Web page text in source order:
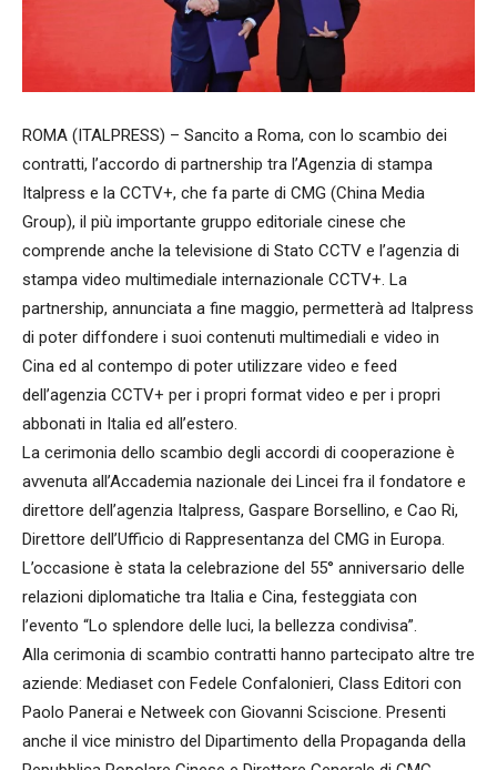
ROMA (ITALPRESS) – Sancito a Roma, con lo scambio dei
contratti, l’accordo di partnership tra l’Agenzia di stampa
Italpress e la CCTV+, che fa parte di CMG (China Media
Group), il più importante gruppo editoriale cinese che
comprende anche la televisione di Stato CCTV e l’agenzia di
stampa video multimediale internazionale CCTV+. La
partnership, annunciata a fine maggio, permetterà ad Italpress
di poter diffondere i suoi contenuti multimediali e video in
Cina ed al contempo di poter utilizzare video e feed
dell’agenzia CCTV+ per i propri format video e per i propri
abbonati in Italia ed all’estero.
La cerimonia dello scambio degli accordi di cooperazione è
avvenuta all’Accademia nazionale dei Lincei fra il fondatore e
direttore dell’agenzia Italpress, Gaspare Borsellino, e Cao Ri,
Direttore dell’Ufficio di Rappresentanza del CMG in Europa.
L’occasione è stata la celebrazione del 55° anniversario delle
relazioni diplomatiche tra Italia e Cina, festeggiata con
l’evento “Lo splendore delle luci, la bellezza condivisa”.
Alla cerimonia di scambio contratti hanno partecipato altre tre
aziende: Mediaset con Fedele Confalonieri, Class Editori con
Paolo Panerai e Netweek con Giovanni Sciscione. Presenti
anche il vice ministro del Dipartimento della Propaganda della